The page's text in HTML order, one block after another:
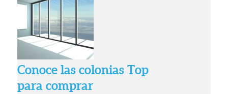
Conoce las colonias Top
para comprar